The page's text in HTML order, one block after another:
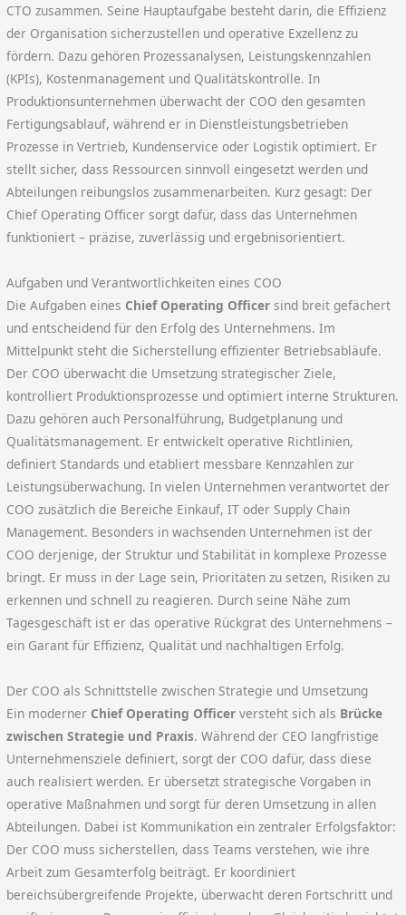
CTO zusammen. Seine Hauptaufgabe besteht darin, die Effizienz
der Organisation sicherzustellen und operative Exzellenz zu
fördern. Dazu gehören Prozessanalysen, Leistungskennzahlen
(KPIs), Kostenmanagement und Qualitätskontrolle. In
Produktionsunternehmen überwacht der COO den gesamten
Fertigungsablauf, während er in Dienstleistungsbetrieben
Prozesse in Vertrieb, Kundenservice oder Logistik optimiert. Er
stellt sicher, dass Ressourcen sinnvoll eingesetzt werden und
Abteilungen reibungslos zusammenarbeiten. Kurz gesagt: Der
Chief Operating Officer sorgt dafür, dass das Unternehmen
funktioniert – präzise, zuverlässig und ergebnisorientiert.
Aufgaben und Verantwortlichkeiten eines COO
Die Aufgaben eines Chief Operating Officer sind breit gefächert
und entscheidend für den Erfolg des Unternehmens. Im
Mittelpunkt steht die Sicherstellung effizienter Betriebsabläufe.
Der COO überwacht die Umsetzung strategischer Ziele,
kontrolliert Produktionsprozesse und optimiert interne Strukturen.
Dazu gehören auch Personalführung, Budgetplanung und
Qualitätsmanagement. Er entwickelt operative Richtlinien,
definiert Standards und etabliert messbare Kennzahlen zur
Leistungsüberwachung. In vielen Unternehmen verantwortet der
COO zusätzlich die Bereiche Einkauf, IT oder Supply Chain
Management. Besonders in wachsenden Unternehmen ist der
COO derjenige, der Struktur und Stabilität in komplexe Prozesse
bringt. Er muss in der Lage sein, Prioritäten zu setzen, Risiken zu
erkennen und schnell zu reagieren. Durch seine Nähe zum
Tagesgeschäft ist er das operative Rückgrat des Unternehmens –
ein Garant für Effizienz, Qualität und nachhaltigen Erfolg.
Der COO als Schnittstelle zwischen Strategie und Umsetzung
Ein moderner Chief Operating Officer versteht sich als Brücke
zwischen Strategie und Praxis. Während der CEO langfristige
Unternehmensziele definiert, sorgt der COO dafür, dass diese
auch realisiert werden. Er übersetzt strategische Vorgaben in
operative Maßnahmen und sorgt für deren Umsetzung in allen
Abteilungen. Dabei ist Kommunikation ein zentraler Erfolgsfaktor:
Der COO muss sicherstellen, dass Teams verstehen, wie ihre
Arbeit zum Gesamterfolg beiträgt. Er koordiniert
bereichsübergreifende Projekte, überwacht deren Fortschritt und